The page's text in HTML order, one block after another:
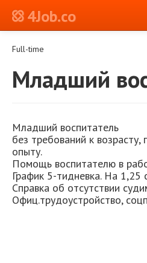
4Job.co
Full-time
Младший
Младший воспитатель
без требований к
опыту.
Помощь воспитателю в
График 5-тидневка. На 1,25
Cправка об отсутствии
Офиц.трудоустройство,